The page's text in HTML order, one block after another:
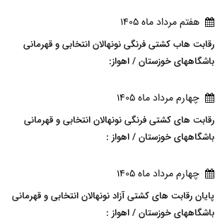
هفتم مرداد ماه 1405
رقابت هاب کشتی فرنگی نونهالان انتخابی و قهرمانی
باشگاههای خوزستان / اهواز:
چهارم مرداد ماه 1405
رقابت های کشتی فرنگی نونهالان انتخابی و قهرمانی
باشگاههای خوزستان / اهواز :
چهارم مرداد ماه 1405
پایان رقابت های کشتی آزاد نونهالان انتخابی و قهرمانی
باشگاههای خوزستان / اهواز :